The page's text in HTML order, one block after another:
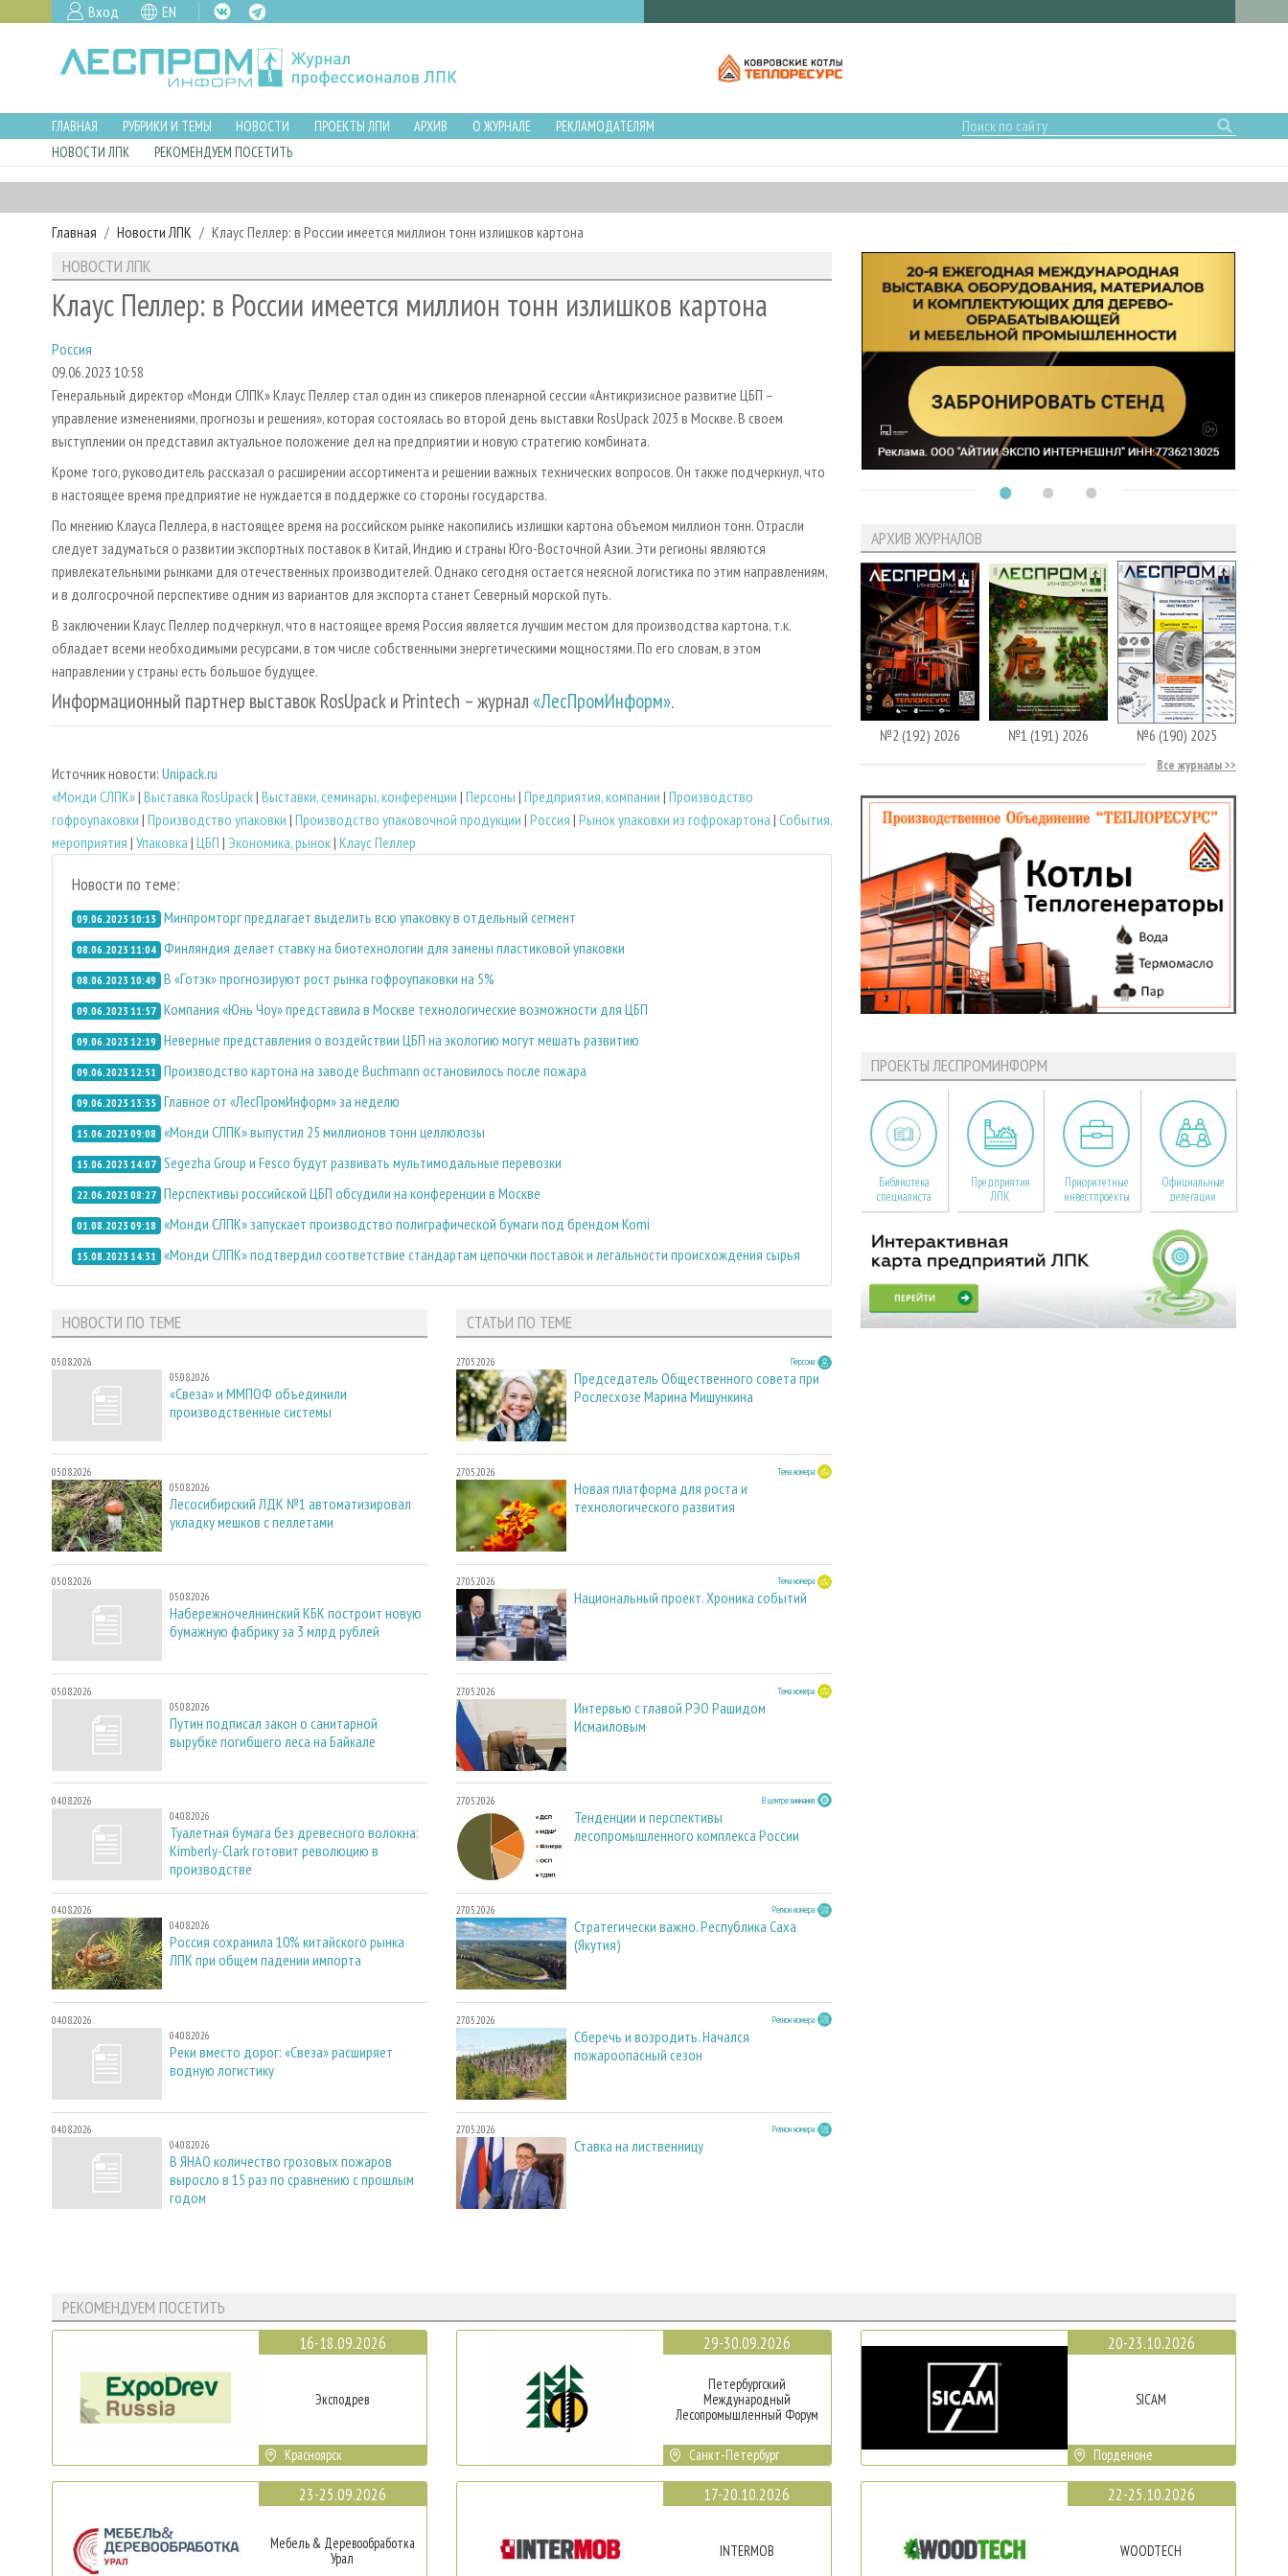
Вход EN
ГЛАВНАЯ РУБРИКИ И ТЕМЫ НОВОСТИ ПРОЕКТЫ ЛПИ АРХИВ О ЖУРНАЛЕ
РЕКЛАМОДАТЕЛЯМ
НОВОСТИ ЛПК
РЕКОМЕНДУЕМ ПОСЕТИТЬ
Главная Новости ЛПК Клаус Пеллер: в России имеется миллион тонн излишков картона
НОВОСТИ ЛПК
Клаус Пеллер: в России имеется миллион тонн излишков картона
Россия
09.06.2023 10:58
Генеральный директор «Монди СЛПК» Клаус Пеллер стал один из спикеров пленарной сессии «Антикризисное развитие ЦБП –
управление изменениями, прогнозы и решения», которая состоялась во второй день выставки RosUpack 2023 в Москве. В своем
выступлении он представил актуальное положение дел на предприятии и новую стратегию комбината.
Кроме того, руководитель рассказал о расширении ассортимента и решении важных технических вопросов. Он также подчеркнул, что
в настоящее время предприятие не нуждается в поддержке со стороны государства.
По мнению Клауса Пеллера, в настоящее время на российском рынке накопились излишки картона объемом миллион тонн. Отрасли
следует задуматься о развитии экспортных поставок в Китай, Индию и страны Юго-Восточной Азии. Эти регионы являются
привлекательными рынками для отечественных производителей. Однако сегодня остается неясной логистика по этим направлениям,
и в долгосрочной перспективе одним из вариантов для экспорта станет Северный морской путь.
В заключении Клаус Пеллер подчеркнул, что в настоящее время Россия является лучшим местом для производства картона, т.к.
обладает всеми необходимыми ресурсами, в том числе собственными энергетическими мощностями. По его словам, в этом
направлении у страны есть большое будущее.
Информационный партнер выставок RosUpack и Printech – журнал«ЛесПромИнформ».
Источник новости: Unipack.ru
«Монди СЛПК»| Выставка RosUpack| Выставки, семинары, конференции | Персоны | Предприятия, компании | Производство
гофроупаковки | Производство упаковки | Производство упаковочной продукции | Россия | Рынок упаковки из гофрокартона | События,
мероприятия | Упаковка | ЦБП | Экономика, рынок| Клаус Пеллер
Новости по теме:
09.06.2023 10:13 Минпромторг предлагает выделить всю упаковку в отдельный сегмент
08.06.2023 11:04 Финляндия делает ставку на биотехнологии для замены пластиковой упаковки
08.06.2023 10:49 В «Готэк» прогнозируют рост рынка гофроупаковки на 5%
09.06.2023 11:57 Компания «Юнь Чоу» представила в Москве технологические возможности для ЦБП
09.06.2023 12:19 Неверные представления о воздействии ЦБП на экологию могут мешать развитию
09.06.2023 12:51 Производство картона на заводе Buchmann остановилось после пожара
09.06.2023 13:35 Главное от «ЛесПромИнформ» за неделю
15.06.2023 09:08 «Монди СЛПК» выпустил 25 миллионов тонн целлюлозы
15.06.2023 14:07 Segezha Group и Fesco будут развивать мультимодальные перевозки
22.06.2023 08:27 Перспективы российской ЦБП обсудили на конференции в Москве
01.08.2023 09:18 «Монди СЛПК» запускает производство полиграфической бумаги под брендом Komi
15.08.2023 14:31 «Монди СЛПК» подтвердил соответствие стандартам цепочки поставок и легальности происхождения сырья
НОВОСТИ ПО ТЕМЕ
05.08.2026
05.08.2026
«Свеза» и ММПОФ объединили
производственные системы
05.08.2026
05.08.2026
Лесосибирский ЛДК №1 автоматизировал
укладку мешков с пеллетами
05.08.2026
05.08.2026
Набережночелнинский КБК построит новую
бумажную фабрику за 3 млрд рублей
05.08.2026
05.08.2026
Путин подписал закон о санитарной
вырубке погибшего леса на Байкале
04.08.2026
04.08.2026
Туалетная бумага без древесного волокна:
Kimberly-Clark готовит революцию в
производстве
04.08.2026
04.08.2026
Россия сохранила 10% китайского рынка
ЛПК при общем падении импорта
04.08.2026
04.08.2026
Реки вместо дорог: «Свеза» расширяет
водную логистику
04.08.2026
04.08.2026
В ЯНАО количество грозовых пожаров
выросло в 15 раз по сравнению с прошлым
годом
СТАТЬИ ПО ТЕМЕ
27.05.2026 Персона
Председатель Общественного совета при
Рослесхозе Марина Мишункина
27.05.2026 Тема номера
Новая платформа для роста и
технологического развития
27.05.2026 Тема номера
Национальный проект. Хроника событий
27.05.2026 Тема номера
Интервью с главой РЭО Рашидом
Исмаиловым
27.05.2026 В центре внимания
Тенденции и перспективы
лесопромышленного комплекса России
27.05.2026 Регион номера
Стратегически важно. Республика Саха
(Якутия)
27.05.2026 Регион номера
Сберечь и возродить. Начался
пожароопасный сезон
27.05.2026 Регион номера
Ставка на лиственницу
АРХИВ ЖУРНАЛОВ
№2 (192) 2026 №1 (191) 2026 №6 (190) 2025
Все журналы
ПРОЕКТЫ ЛЕСПРОМИНФОРМ
Библиотека
специалиста
Предприятия
ЛПК
Приоритетные
инвестпроекты
Официальные
делегации
РЕКОМЕНДУЕМ ПОСЕТИТЬ
16-18.09.2026
Эксподрев
Красноярск
23-25.09.2026
Мебель & Деревообработка
Урал
29-30.09.2026
Петербургский
Международный
Лесопромышленный Форум
Санкт-Петербург
17-20.10.2026
INTERMOB
20-23.10.2026
SICAM
Порденоне
22-25.10.2026
WOODTECH